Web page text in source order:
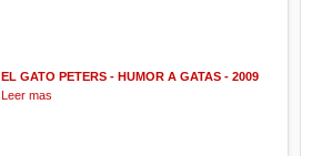
EL GATO PETERS - HUMOR A GATAS - 2009
Leer mas